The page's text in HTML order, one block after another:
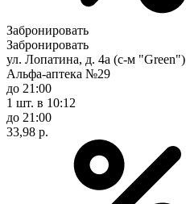
Забронировать
Забронировать
ул. Лопатина, д. 4а (с-м "Green")
Альфа-аптека №29
до 21:00
1 шт. в 10:12
до 21:00
33,98 р.